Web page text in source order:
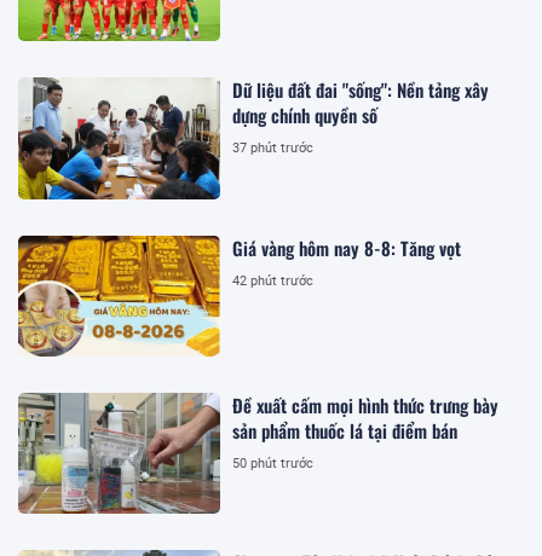
Dữ liệu đất đai "sống": Nền tảng xây
dựng chính quyền số
37 phút trước
Giá vàng hôm nay 8-8: Tăng vọt
42 phút trước
Đề xuất cấm mọi hình thức trưng bày
sản phẩm thuốc lá tại điểm bán
50 phút trước